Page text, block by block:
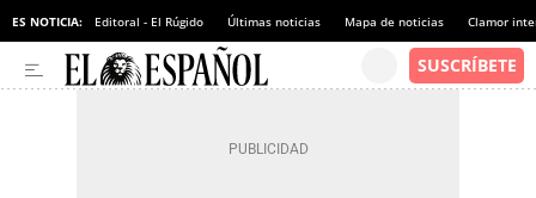
ES NOTICIA: Editoral - El Rúgido Últimas noticias Mapa de noticias Clamor